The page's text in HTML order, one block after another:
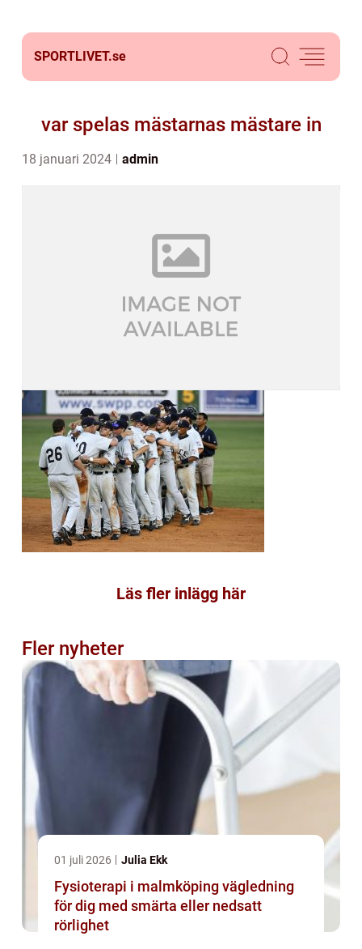
SPORTLIVET.se
var spelas mästarnas mästare in
18 januari 2024 admin
Läs fler inlägg här
Fler nyheter
01 juli 2026 Julia Ekk
Fysioterapi i malmköping vägledning
för dig med smärta eller nedsatt
rörlighet